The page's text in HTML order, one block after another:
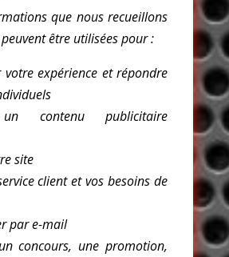
que nous recueillons
être utilisées pour :
votre expérience et répondre
contenu publicitaire
site
client et vos besoins de
par e-mail
concours, une promotion,